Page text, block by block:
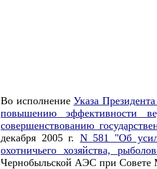
Во исполнение Указа
повышению эффективности
совершенствованию
декабря 2005 г. N 581 "Об
охотничьего хозяйства,
Чернобыльской АЭС при